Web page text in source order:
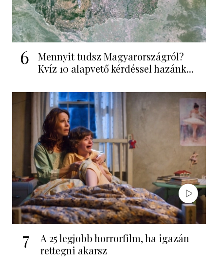
6
Mennyit tudsz Magyarországról?
Kvíz 10 alapvető kérdéssel hazánk...
7
A 25 legjobb horrorfilm, ha igazán
rettegni akarsz